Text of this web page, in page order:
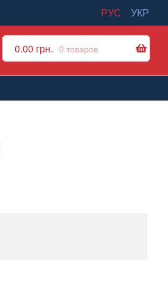
РУС
УКР
0.00 грн. 0 товаров